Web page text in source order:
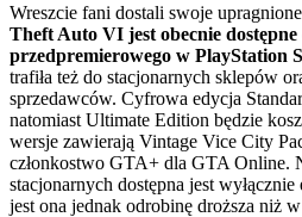
Wreszcie fani dostali swoje
Theft Auto VI jest obecnie dostępne
przedpremierowego w PlayStation
trafiła też do stacjonarnych sklepów
sprzedawców. Cyfrowa edycja
natomiast Ultimate Edition będzie
wersje zawierają Vintage Vice City
członkostwo GTA+ dla GTA Online.
stacjonarnych dostępna jest
jest ona jednak odrobinę droższa niż